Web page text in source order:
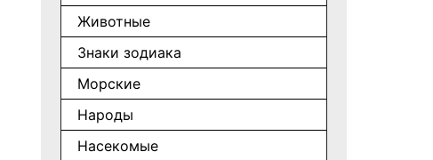
Животные
Знаки зодиака
Морские
Народы
Насекомые